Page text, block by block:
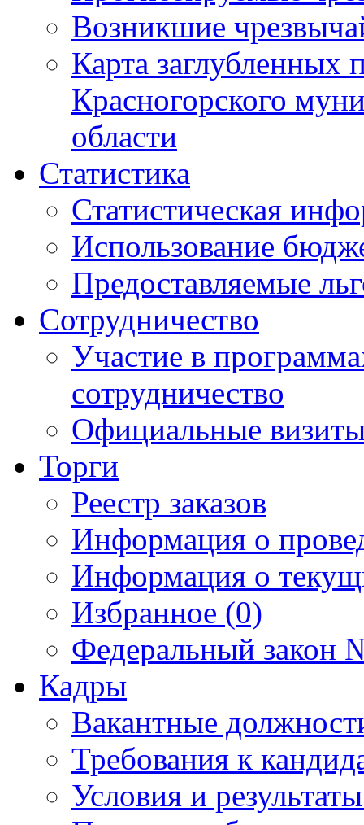
Возникшие
Карта
Красногорского
области
Статистика
Статистическая
Использование
Предоставляемые
Сотрудничество
Участие в
сотрудничество
Официальные
Торги
Реестр заказов
Информация о
Информация о
Избранное (0)
Федеральный закон
Кадры
Вакантные
Требования к
Условия и